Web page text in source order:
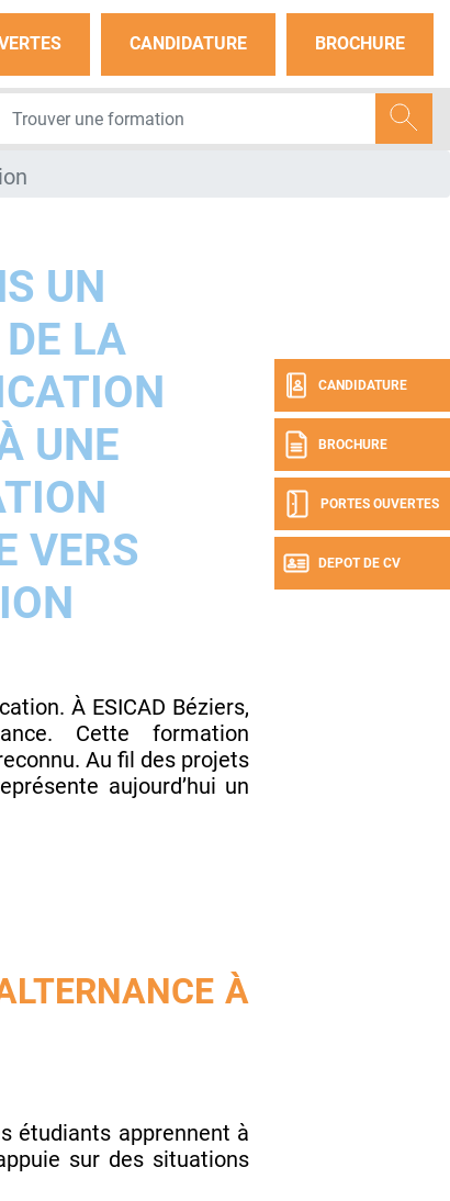
CANDIDATURE BROCHURE
CANDIDATURE
BROCHURE
PORTES OUVERTES
DEPOT DE CV
UN
LA
UNE
VERS
À ESICAD Béziers,
Cette formation
Au fil des projets
aujourd’hui un
À
étudiants apprennent à
sur des situations